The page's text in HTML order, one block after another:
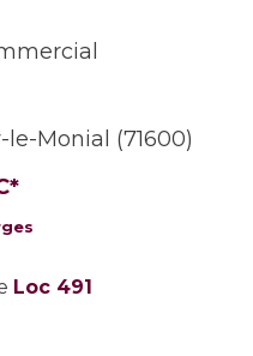
le-Monial (71600)
Loc 491